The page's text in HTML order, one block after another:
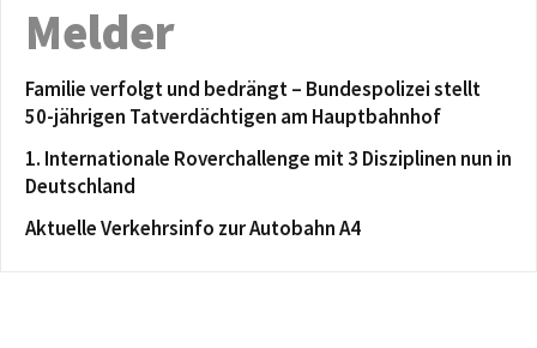
Melder
Familie verfolgt und bedrängt – Bundespolizei stellt
50-jährigen Tatverdächtigen am Hauptbahnhof
1. Internationale Roverchallenge mit 3 Disziplinen nun in
Deutschland
Aktuelle Verkehrsinfo zur Autobahn A4